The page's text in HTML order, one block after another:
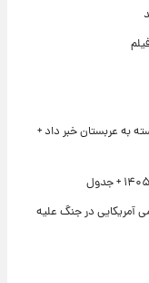
به عربستان خبر داد +
در جنگ علیه